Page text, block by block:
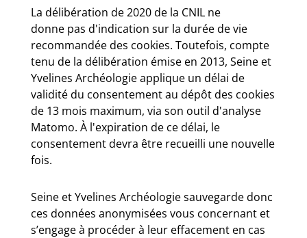
La délibération de 2020 de la CNIL ne
donne pas d'indication sur la durée de vie
recommandée des cookies. Toutefois, compte
tenu de la délibération émise en 2013, Seine et
Yvelines Archéologie applique un délai de
validité du consentement au dépôt des cookies
de 13 mois maximum, via son outil d'analyse
Matomo. À l'expiration de ce délai, le
consentement devra être recueilli une nouvelle
fois.
Seine et Yvelines Archéologie sauvegarde donc
ces données anonymisées vous concernant et
s’engage à procéder à leur effacement en cas